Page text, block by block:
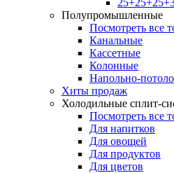
Полупромышленные
Посмотреть все
Канальные
Кассетные
Колонные
Напольно-
Хиты продаж
Холодильные сплит-
Посмотреть все
Для напитков
Для овощей
Для продуктов
Для цветов